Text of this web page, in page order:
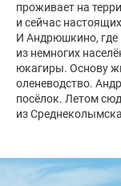
проживает на
и сейчас
И Андрюшкино, где
из немногих
юкагиры. Основу
оленеводство.
посёлок. Летом
из